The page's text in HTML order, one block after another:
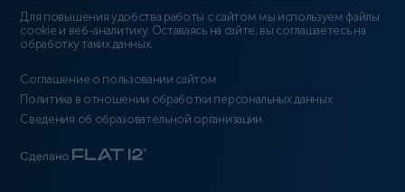
Для повышения удобства работы с сайтом мы используем файлы
cookie и веб-аналитику. Оставаясь на сайте, вы соглашаетесь на
обработку таких данных.
Соглашение о пользовании сайтом
Политика в отношении обработки персональных данных
Сведения об образовательной организации